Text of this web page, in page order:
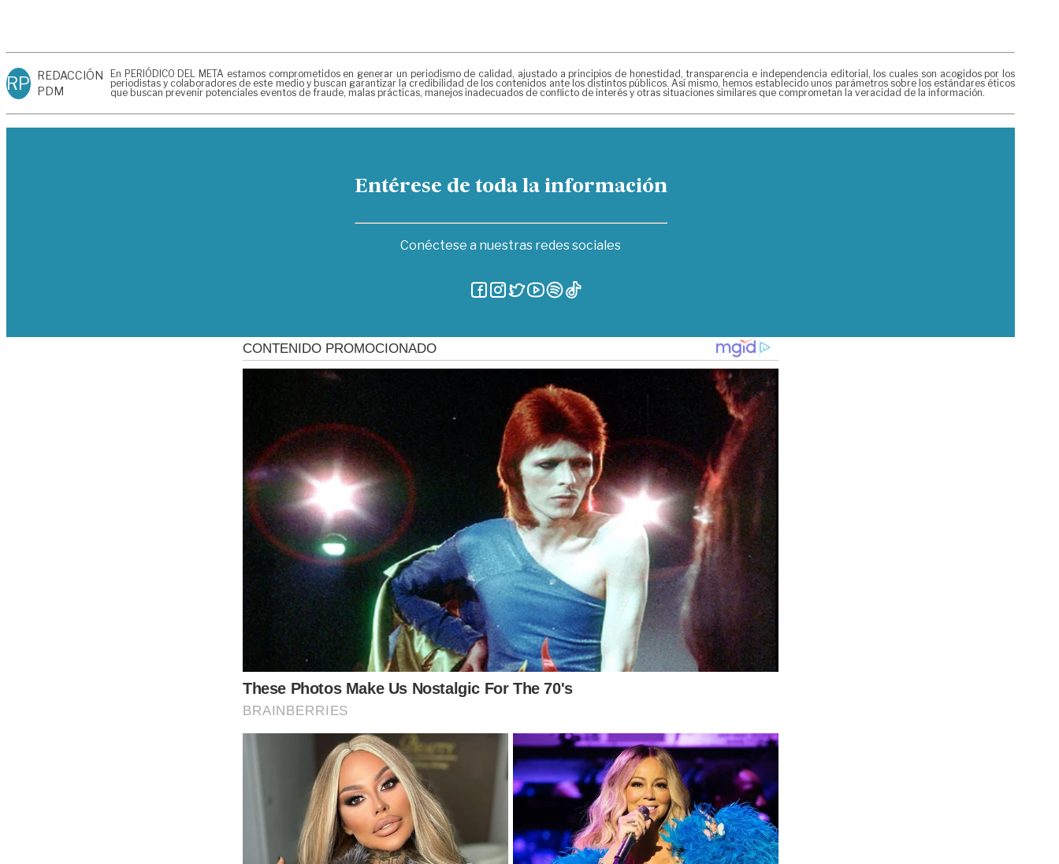
RP REDACCIÓN
PDM
En PERIÓDICO DEL META estamos comprometidos en generar un periodismo de calidad, ajustado a principios de honestidad, transparencia e independencia editorial, los cuales son acogidos por los
periodistas y colaboradores de este medio y buscan garantizar la credibilidad de los contenidos ante los distintos públicos. Así mismo, hemos establecido unos parámetros sobre los estándares éticos
que buscan prevenir potenciales eventos de fraude, malas prácticas, manejos inadecuados de conflicto de interés y otras situaciones similares que comprometan la veracidad de la información.
Entérese de toda la información
Conéctese a nuestras redes sociales